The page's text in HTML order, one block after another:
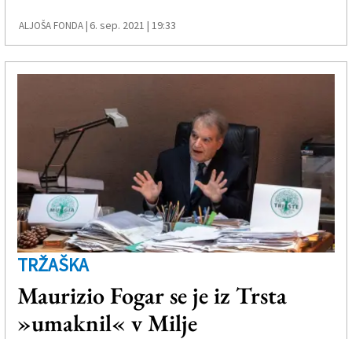
ALJOŠA FONDA | 6. sep. 2021 | 19:33
TRŽAŠKA
Maurizio Fogar se je iz Trsta
»umaknil« v Milje